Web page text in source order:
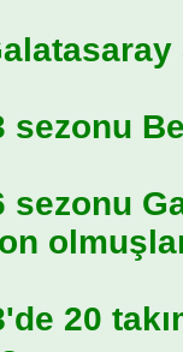
sezonu
sezonu
20